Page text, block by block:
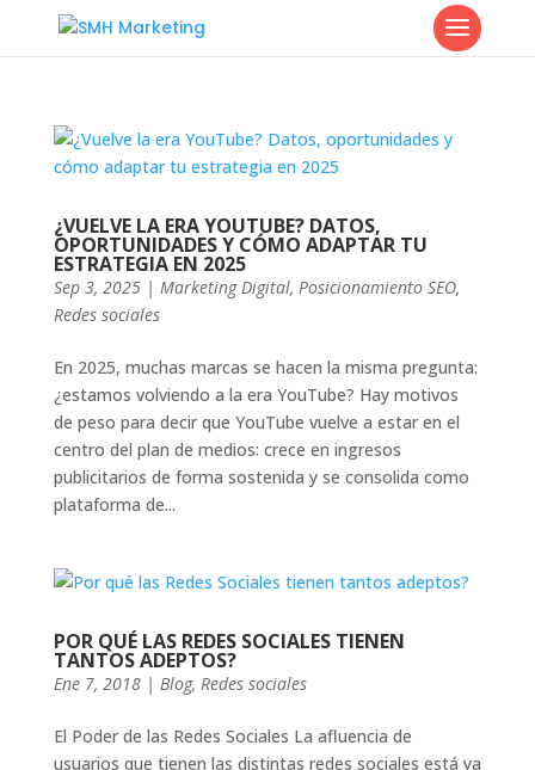
¿VUELVE LA ERA YOUTUBE? DATOS,
OPORTUNIDADES Y CÓMO ADAPTAR TU
ESTRATEGIA EN 2025
Sep 3, 2025| Marketing Digital, Posicionamiento SEO,
Redes sociales
En 2025, muchas marcas se hacen la misma pregunta:
¿estamos volviendo a la era YouTube? Hay motivos
de peso para decir que YouTube vuelve a estar en el
centro del plan de medios: crece en ingresos
publicitarios de forma sostenida y se consolida como
plataforma de...
POR QUÉ LAS REDES SOCIALES TIENEN
TANTOS ADEPTOS?
Ene 7, 2018| Blog, Redes sociales
El Poder de las Redes Sociales La afluencia de
usuarios que tienen las distintas redes sociales está ya